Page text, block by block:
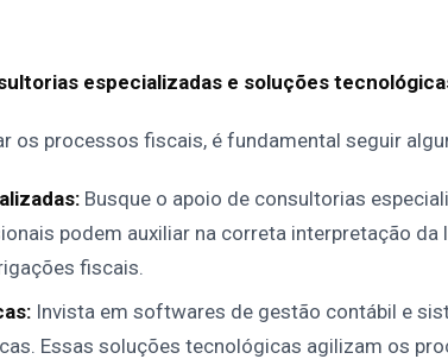
especializadas e soluções
os processos fiscais, é fundamental seguir
Busque o apoio de consultorias
podem auxiliar na correta interpretação da
fiscais.
Invista em softwares de gestão contábil e
Essas soluções tecnológicas agilizam os